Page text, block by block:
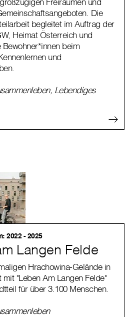
Die
begleitet im Auftrag der
Heimat Österreich und
beim
und
, Lebendiges
2022 - 2025
Langen Felde
Hrachowina-Gelände in
mit "Leben Am Langen Felde"
für über 3.100 Menschen.